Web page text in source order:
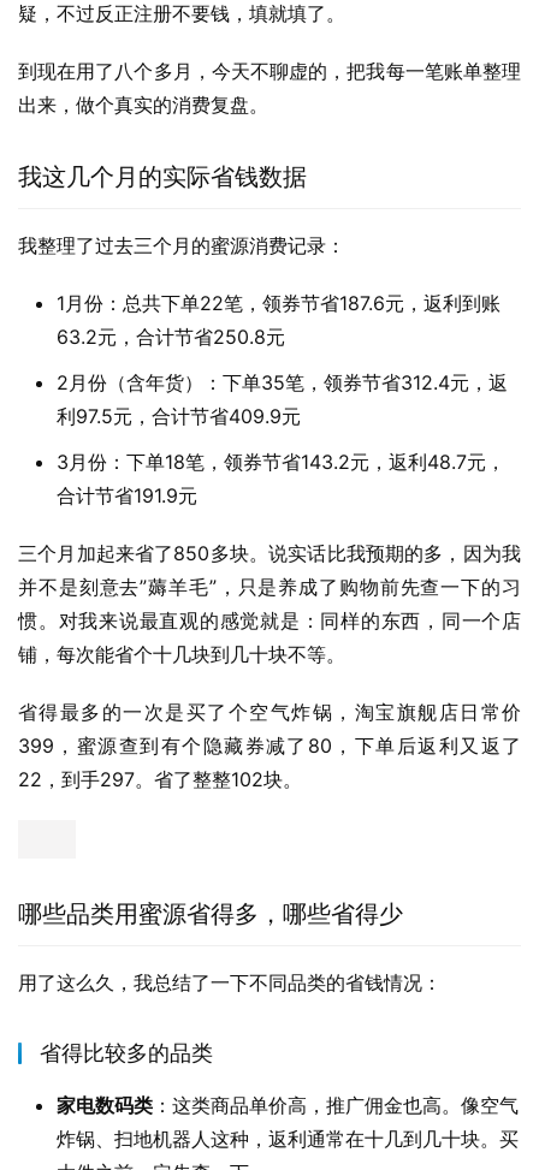
疑，不过反正注册不要钱，填就填了。
到现在用了八个多月，今天不聊虚的，把我每一笔账单整理
出来，做个真实的消费复盘。
我这几个月的实际省钱数据
我整理了过去三个月的蜜源消费记录：
1月份：总共下单22笔，领券节省187.6元，返利到账
63.2元，合计节省250.8元
2月份（含年货）：下单35笔，领券节省312.4元，返
利97.5元，合计节省409.9元
3月份：下单18笔，领券节省143.2元，返利48.7元，
合计节省191.9元
三个月加起来省了850多块。说实话比我预期的多，因为我
并不是刻意去”薅羊毛”，只是养成了购物前先查一下的习
惯。对我来说最直观的感觉就是：同样的东西，同一个店
铺，每次能省个十几块到几十块不等。
省得最多的一次是买了个空气炸锅，淘宝旗舰店日常价
399，蜜源查到有个隐藏券减了80，下单后返利又返了
22，到手297。省了整整102块。
哪些品类用蜜源省得多，哪些省得少
用了这么久，我总结了一下不同品类的省钱情况：
省得比较多的品类
家电数码类 ：这类商品单价高，推广佣金也高。像空气
炸锅、扫地机器人这种，返利通常在十几到几十块。买